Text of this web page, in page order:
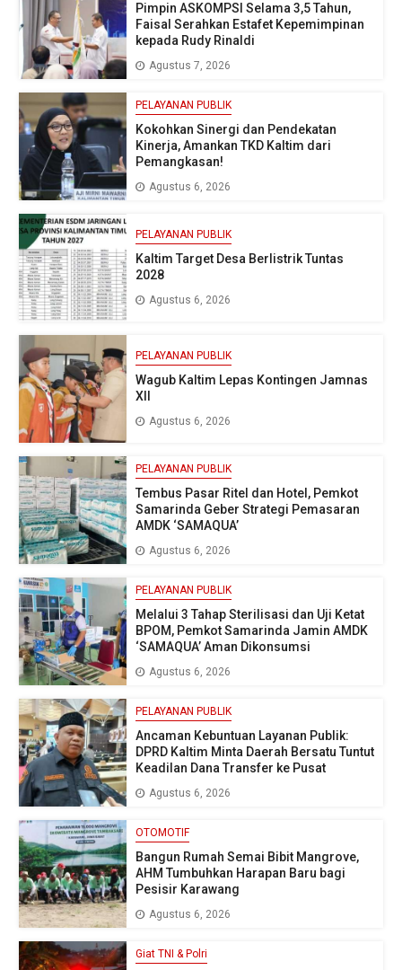
Pimpin ASKOMPSI Selama 3,5 Tahun,
Faisal Serahkan Estafet Kepemimpinan
kepada Rudy Rinaldi
Agustus 7, 2026
PELAYANAN PUBLIK
Kokohkan Sinergi dan Pendekatan
Kinerja, Amankan TKD Kaltim dari
Pemangkasan!
Agustus 6, 2026
PELAYANAN PUBLIK
Kaltim Target Desa Berlistrik Tuntas
2028
Agustus 6, 2026
PELAYANAN PUBLIK
Wagub Kaltim Lepas Kontingen Jamnas
XII
Agustus 6, 2026
PELAYANAN PUBLIK
Tembus Pasar Ritel dan Hotel, Pemkot
Samarinda Geber Strategi Pemasaran
AMDK ‘SAMAQUA’
Agustus 6, 2026
PELAYANAN PUBLIK
Melalui 3 Tahap Sterilisasi dan Uji Ketat
BPOM, Pemkot Samarinda Jamin AMDK
‘SAMAQUA’ Aman Dikonsumsi
Agustus 6, 2026
PELAYANAN PUBLIK
Ancaman Kebuntuan Layanan Publik:
DPRD Kaltim Minta Daerah Bersatu Tuntut
Keadilan Dana Transfer ke Pusat
Agustus 6, 2026
OTOMOTIF
Bangun Rumah Semai Bibit Mangrove,
AHM Tumbuhkan Harapan Baru bagi
Pesisir Karawang
Agustus 6, 2026
Giat TNI & Polri